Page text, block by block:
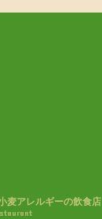
麦アレルギーの飲食店